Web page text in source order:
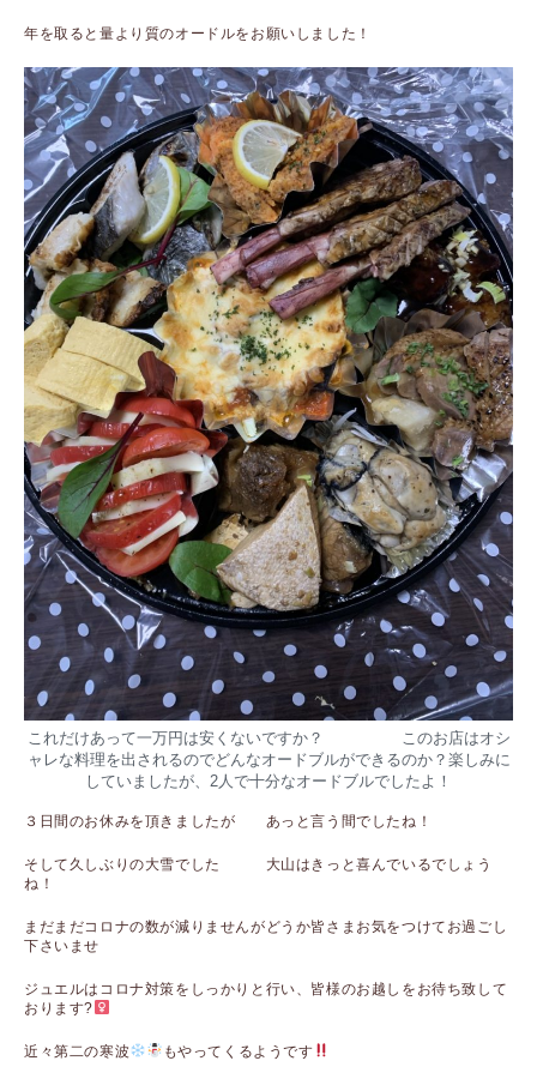
年を取ると量より質のオードルをお願いしました！
これだけあって一万円は安くないですか？ このお店はオシ
ャレな料理を出されるのでどんなオードブルができるのか？楽しみに
していましたが、2人で十分なオードブルでしたよ！
３日間のお休みを頂きましたが あっと言う間でしたね！
そして久しぶりの大雪でした 大山はきっと喜んでいるでしょう
ね！
まだまだコロナの数が減りませんがどうか皆さまお気をつけてお過ごし
下さいませ
ジュエルはコロナ対策をしっかりと行い、皆様のお越しをお待ち致して
おります?‍
近々第二の寒波 もやってくるようです